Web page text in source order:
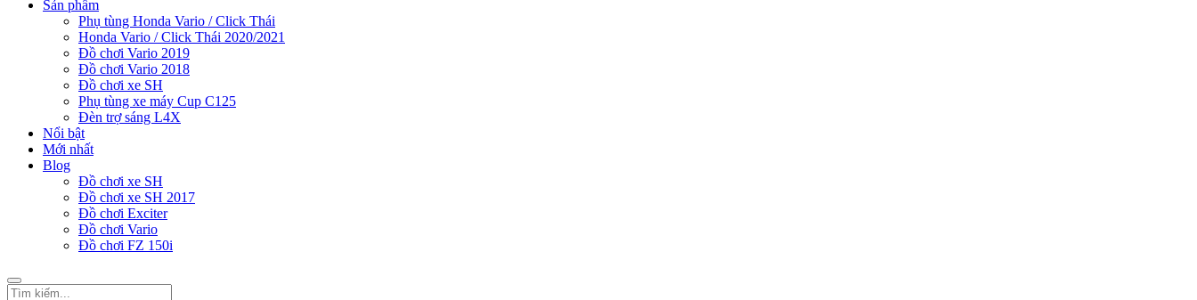
Sản phẩm
Phụ tùng Honda Vario / Click Thái
Honda Vario / Click Thái 2020/2021
Đồ chơi Vario 2019
Đồ chơi Vario 2018
Đồ chơi xe SH
Phụ tùng xe máy Cup C125
Đèn trợ sáng L4X
Nổi bật
Mới nhất
Blog
Đồ chơi xe SH
Đồ chơi xe SH 2017
Đồ chơi Exciter
Đồ chơi Vario
Đồ chơi FZ 150i